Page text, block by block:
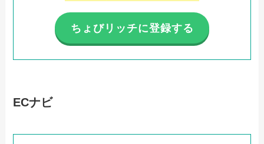
ちょびリッチに登録する
ECナビ